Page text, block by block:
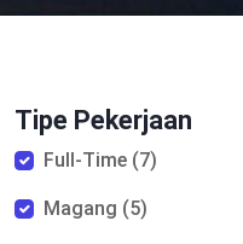
Tipe Pekerjaan
Full-Time (7)
Magang (5)